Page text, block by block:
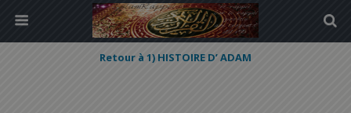
Retour à 1) HISTOIRE D’ ADAM